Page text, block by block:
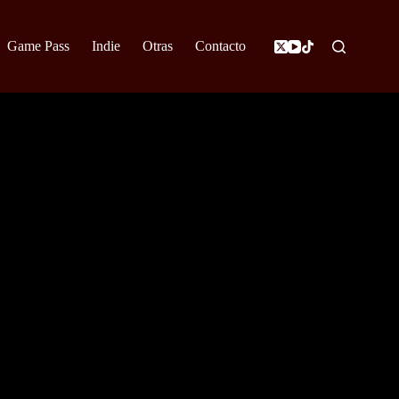
Game Pass Indie Otras Contacto